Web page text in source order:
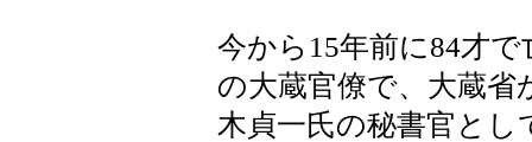
今から15年前に84才
の大蔵官僚で、大蔵省
木貞一氏の秘書官とし